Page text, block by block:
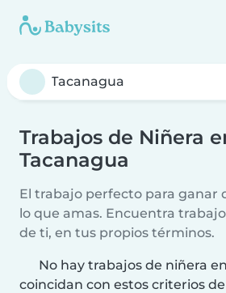
Trabajos de Niñera
Tacanagua
El trabajo perfecto para ganar
lo que amas. Encuentra
de ti, en tus propios términos.
No hay trabajos de niñera
coincidan con estos criterios